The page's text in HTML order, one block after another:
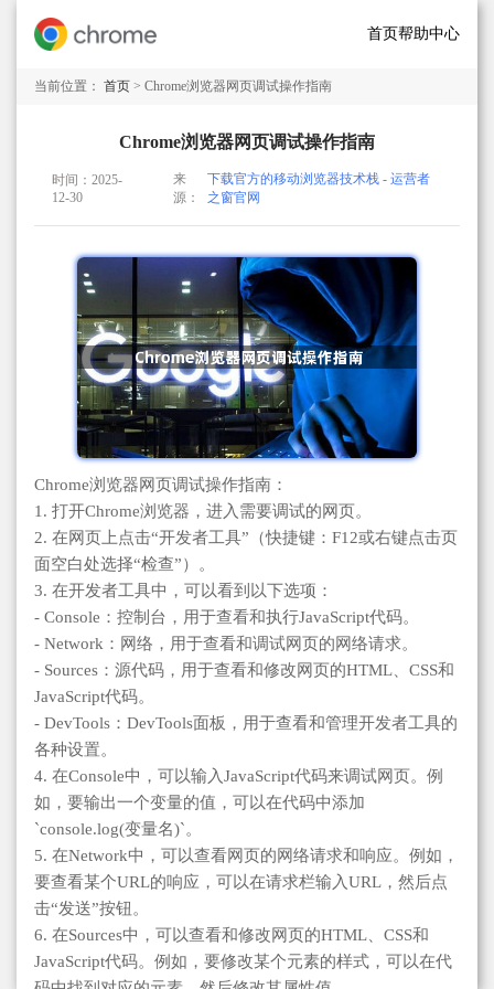
首页帮助中心
当前位置： 首页 > Chrome浏览器网页调试操作指南
Chrome浏览器网页调试操作指南
时间：2025-
12-30
来
源：
下载官方的移动浏览器技术栈 - 运营者
之窗官网
Chrome浏览器网页调试操作指南：
1. 打开Chrome浏览器，进入需要调试的网页。
2. 在网页上点击“开发者工具”（快捷键：F12或右键点击页
面空白处选择“检查”）。
3. 在开发者工具中，可以看到以下选项：
- Console：控制台，用于查看和执行JavaScript代码。
- Network：网络，用于查看和调试网页的网络请求。
- Sources：源代码，用于查看和修改网页的HTML、CSS和
JavaScript代码。
- DevTools：DevTools面板，用于查看和管理开发者工具的
各种设置。
4. 在Console中，可以输入JavaScript代码来调试网页。例
如，要输出一个变量的值，可以在代码中添加
`console.log(变量名)`。
5. 在Network中，可以查看网页的网络请求和响应。例如，
要查看某个URL的响应，可以在请求栏输入URL，然后点
击“发送”按钮。
6. 在Sources中，可以查看和修改网页的HTML、CSS和
JavaScript代码。例如，要修改某个元素的样式，可以在代